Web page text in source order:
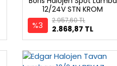
12/24V STN KROM
%3 2.868,87 TL
2.957,60 TL